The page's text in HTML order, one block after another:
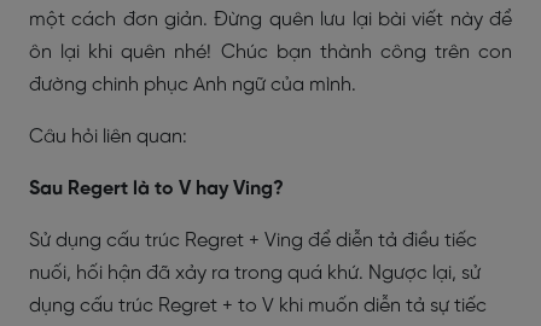
một cách đơn giản. Đừng quên lưu lại bài viết này để
ôn lại khi quên nhé! Chúc bạn thành công trên con
đường chinh phục Anh ngữ của mình.
Câu hỏi liên quan:
Sau Regert là to V hay Ving?
Sử dụng cấu trúc Regret + Ving để diễn tả điều tiếc
nuối, hối hận đã xảy ra trong quá khứ. Ngược lại, sử
dụng cấu trúc Regret + to V khi muốn diễn tả sự tiếc